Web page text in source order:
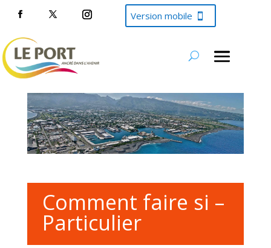
Version mobile
Comment faire si –
Particulier